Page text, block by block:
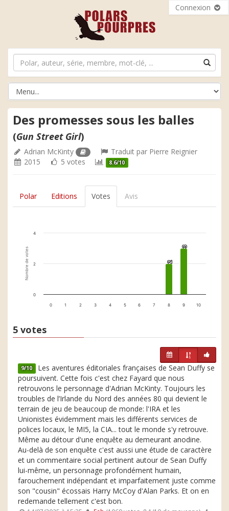
Connexion
Des promesses sous les balles
(Gun Street Girl)
Adrian McKinty Traduit par Pierre Reignier
2015
5 votes 8.6/10
Polar Editions Votes Avis
Nombre de votes 2
2
3
3
0 1 2 3 4 5 6 7 8 9 10
0
2
4
5 votes
9/10 Les aventures éditoriales françaises de Sean Duffy se
poursuivent. Cette fois c'est chez Fayard que nous
retrouvons le personnage d'Adrian McKinty. Toujours les
troubles de l’Irlande du Nord des années 80 qui devient le
terrain de jeu de beaucoup de monde: l'IRA et les
Unionistes évidemment mais les différents services de
polices locaux, le MI5, la CIA... tout le monde s'y retrouve.
Même au détour d'une enquête au demeurant anodine.
Au-delà de son enquête c'est aussi une étude de caractère
et un commentaire social pertinent autour de Sean Duffy
lui-même, un personnage profondément humain,
farouchement indépendant et imparfaitement juste comme
son "cousin" écossais Harry McCoy d'Alan Parks. Et on en
redemande tellement c'est bon.